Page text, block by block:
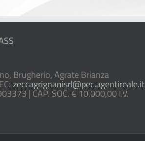
Brugherio, Agrate Brianza
zeccagrignanisrl@pec.agentireale.it
| CAP. SOC. € 10.000,00 I.V.